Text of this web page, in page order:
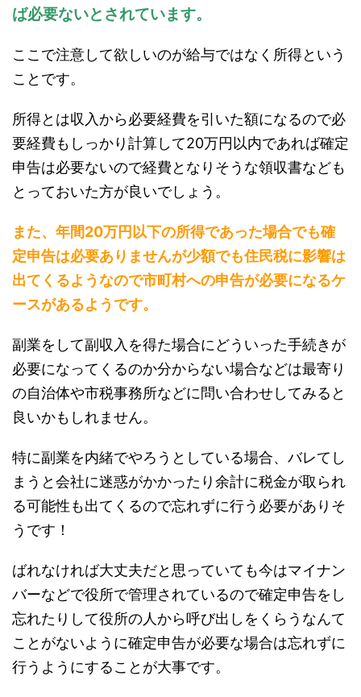
ば必要ないとされています。
ここで注意して欲しいのが給与ではなく所得という
ことです。
所得とは収入から必要経費を引いた額になるので必
要経費もしっかり計算して20万円以内であれば確定
申告は必要ないので経費となりそうな領収書なども
とっておいた方が良いでしょう。
また、年間20万円以下の所得であった場合でも確
定申告は必要ありませんが少額でも住民税に影響は
出てくるようなので市町村への申告が必要になるケ
ースがあるようです。
副業をして副収入を得た場合にどういった手続きが
必要になってくるのか分からない場合などは最寄り
の自治体や市税事務所などに問い合わせしてみると
良いかもしれません。
特に副業を内緒でやろうとしている場合、バレてし
まうと会社に迷惑がかかったり余計に税金が取られ
る可能性も出てくるので忘れずに行う必要がありそ
うです！
ばれなければ大丈夫だと思っていても今はマイナン
バーなどで役所で管理されているので確定申告をし
忘れたりして役所の人から呼び出しをくらうなんて
ことがないように確定申告が必要な場合は忘れずに
行うようにすることが大事です。